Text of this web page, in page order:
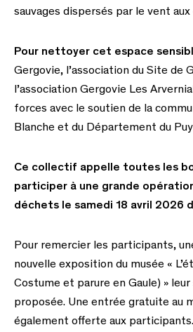
sauvages dispersés par le vent
Pour nettoyer cet espace
Gergovie, l’association du Site de
l’association Gergovie Les
forces avec le soutien de la
Blanche et du Département du
Ce collectif appelle toutes les
participer à une grande
déchets le samedi 18 avril 2026
Pour remercier les participants,
nouvelle exposition du musée «
Costume et parure en Gaule) »
proposée. Une entrée gratuite au
également offerte aux participants.